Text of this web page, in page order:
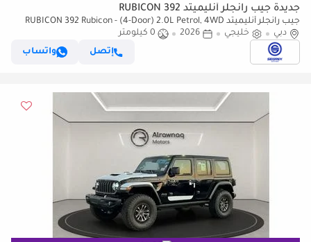
جديدة جيب رانجلر أنليميتد RUBICON 392
جيب رانجلر أنليميتد RUBICON 392 Rubicon - (4-Door) 2.0L Petrol, 4WD
8A/T | 2026 Model | Only for Export
دبي خليجي 2026
0 كيلومتر
إتصل
واتساب